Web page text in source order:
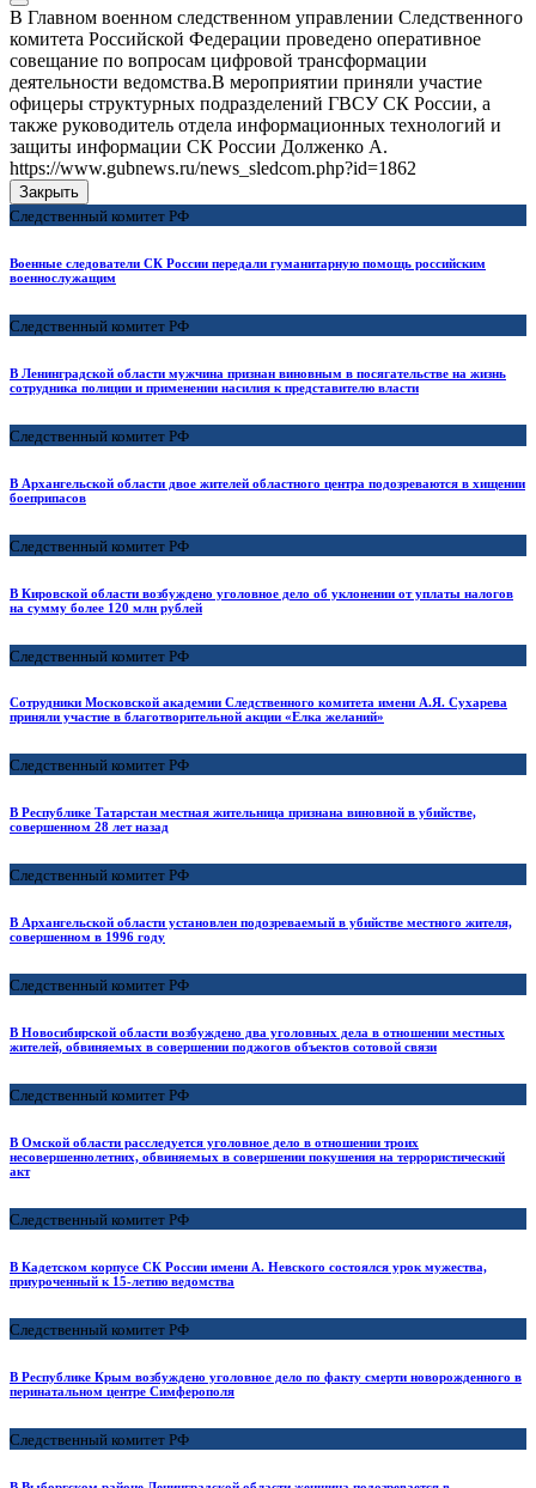
В Главном военном следственном управлении Следственного
комитета Российской Федерации проведено оперативное
совещание по вопросам цифровой трансформации
деятельности ведомства.В мероприятии приняли участие
офицеры структурных подразделений ГВСУ СК России, а
также руководитель отдела информационных технологий и
защиты информации СК России Долженко А.
https://www.gubnews.ru/news_sledcom.php?id=1862
Закрыть
Следственный комитет РФ
Военные следователи СК России передали гуманитарную помощь российским
военнослужащим
Следственный комитет РФ
В Ленинградской области мужчина признан виновным в посягательстве на жизнь
сотрудника полиции и применении насилия к представителю власти
Следственный комитет РФ
В Архангельской области двое жителей областного центра подозреваются в хищении
боеприпасов
Следственный комитет РФ
В Кировской области возбуждено уголовное дело об уклонении от уплаты налогов
на сумму более 120 млн рублей
Следственный комитет РФ
Сотрудники Московской академии Следственного комитета имени А.Я. Сухарева
приняли участие в благотворительной акции «Елка желаний»
Следственный комитет РФ
В Республике Татарстан местная жительница признана виновной в убийстве,
совершенном 28 лет назад
Следственный комитет РФ
В Архангельской области установлен подозреваемый в убийстве местного жителя,
совершенном в 1996 году
Следственный комитет РФ
В Новосибирской области возбуждено два уголовных дела в отношении местных
жителей, обвиняемых в совершении поджогов объектов сотовой связи
Следственный комитет РФ
В Омской области расследуется уголовное дело в отношении троих
несовершеннолетних, обвиняемых в совершении покушения на террористический
акт
Следственный комитет РФ
В Кадетском корпусе СК России имени А. Невского состоялся урок мужества,
приуроченный к 15-летию ведомства
Следственный комитет РФ
В Республике Крым возбуждено уголовное дело по факту смерти новорожденного в
перинатальном центре Симферополя
Следственный комитет РФ